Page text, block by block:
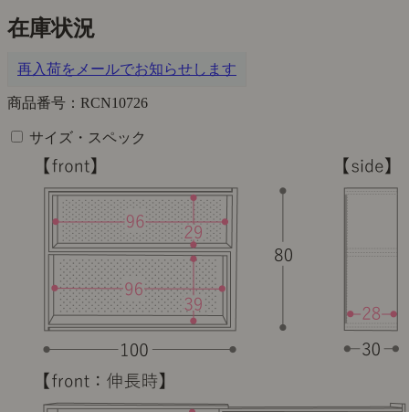
在庫状況
再入荷をメールでお知らせします
商品番号：RCN10726
サイズ・スペック